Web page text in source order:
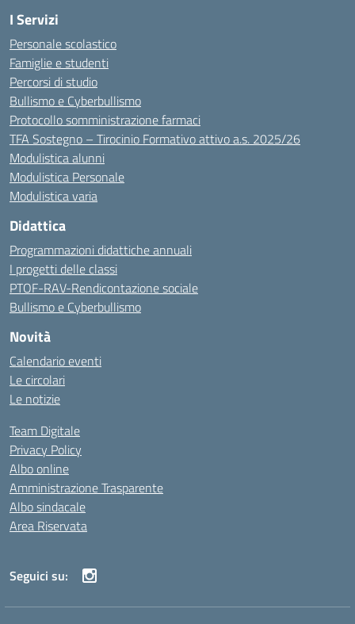
I Servizi
Personale scolastico
Famiglie e studenti
Percorsi di studio
Bullismo e Cyberbullismo
Protocollo somministrazione farmaci
TFA Sostegno – Tirocinio Formativo attivo a.s. 2025/26
Modulistica alunni
Modulistica Personale
Modulistica varia
Didattica
Programmazioni didattiche annuali
I progetti delle classi
PTOF-RAV-Rendicontazione sociale
Bullismo e Cyberbullismo
Novità
Calendario eventi
Le circolari
Le notizie
Team Digitale
Privacy Policy
Albo online
Amministrazione Trasparente
Albo sindacale
Area Riservata
Seguici su: